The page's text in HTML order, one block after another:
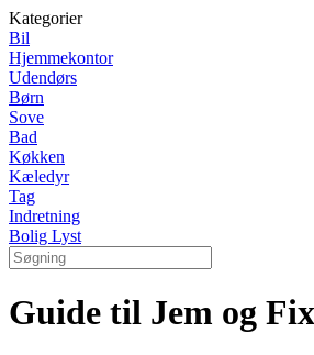
Kategorier
Bil
Hjemmekontor
Udendørs
Børn
Sove
Bad
Køkken
Kæledyr
Tag
Indretning
Bolig Lyst
Guide til Jem og